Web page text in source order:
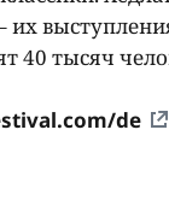
40 тысяч
de